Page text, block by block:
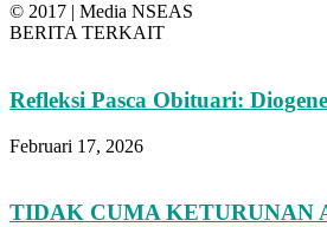
© 2017 | Media NSEAS
BERITA TERKAIT
Refleksi Pasca Obituari:
Februari 17, 2026
TIDAK CUMA KETURUNAN